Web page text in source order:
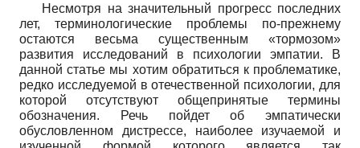
Несмотря на значительный прогресс последних
лет, терминологические проблемы по-прежнему
остаются весьма существенным «тормозом»
развития исследований в психологии эмпатии. В
данной статье мы хотим обратиться к проблематике,
редко исследуемой в отечественной психологии, для
которой отсутствуют общепринятые термины
обозначения. Речь пойдет об эмпатически
обусловленном дистрессе, наиболее изучаемой и